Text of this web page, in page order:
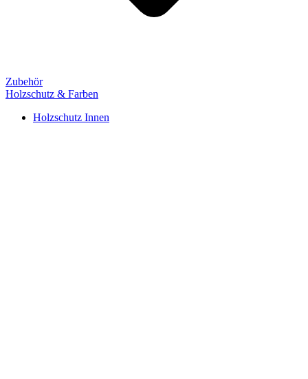
Zubehör
Holzschutz & Farben
Holzschutz Innen